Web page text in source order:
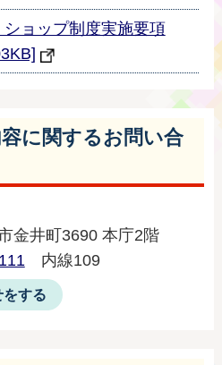
ョップ制度実施要項
に関するお問い合
金井町3690 本庁2階
内線109
をする